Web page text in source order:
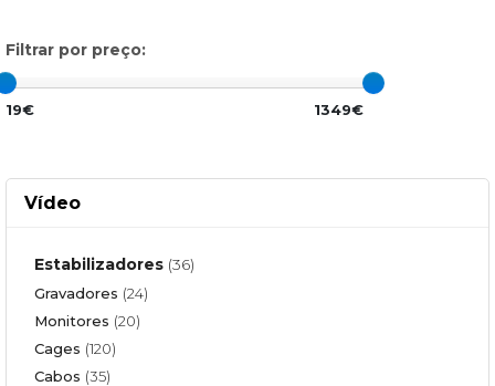
Filtrar por preço:
19€ 1349€
Vídeo
Estabilizadores (36)
Gravadores (24)
Monitores (20)
Cages (120)
Cabos (35)